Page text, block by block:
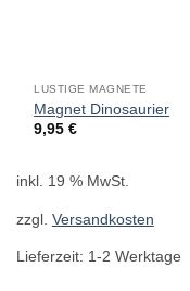
LUSTIGE MAGNETE
Magnet Dinosaurier
9,95€
inkl. 19 % MwSt.
zzgl. Versandkosten
Lieferzeit: 1-2 Werktage